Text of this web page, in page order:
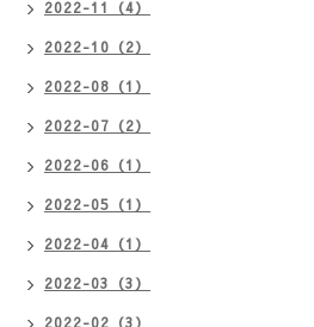
2022-11（4）
2022-10（2）
2022-08（1）
2022-07（2）
2022-06（1）
2022-05（1）
2022-04（1）
2022-03（3）
2022-02（3）